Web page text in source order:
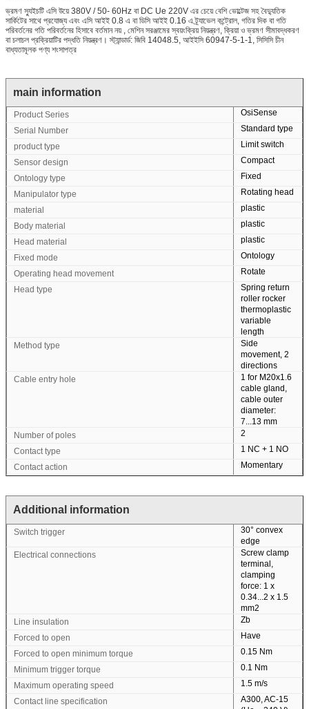
ভ্রমণ স্যুইচটি এসি উয়ে 380V / 50- 60Hz বা DC Ue 220V এর চেয়ে বেশি ভোল্টেজ সহ বৈদ্যুতিক
সার্কিটের সাথে প্রযোজ্য এবং এসি আইই 0.8 এ বা ডিসি আইই 0.16 এ ট্র্যাভেল কন্ট্রোল, গতির দিক বা গতি
পরিবর্তনের গতি পরিবর্তনের হিসাবে বর্তমান নয় , মেশিন সরঞ্জামের স্বয়ংক্রিয় নিয়ন্ত্রণ, ক্রিয়া ও ভ্রমণ সীমাবদ্ধকরণ
বা চলাচল প্রক্রিয়াটির পদ্ধতি নিয়ন্ত্রণ। স্ট্যান্ডার্ড: জিবি 14048.5, আইইসি 60947-5-1-1, সিসিসি চীন
বাধ্যতামূলক পণ্য শংসাপত্র
main information
Product Series
OsiSense
Serial Number
Standard type
product type
Limit switch
Sensor design
Compact
Ontology type
Fixed
Manipulator type
Rotating head
material
plastic
Body material
plastic
Head material
plastic
Fixed mode
Ontology
Operating head movement
Rotate
Head type
Spring return
roller rocker
thermoplastic
variable
length
Method type
Side
movement, 2
directions
Cable entry hole
1 for M20x1.6
cable gland,
cable outer
diameter:
7...13 mm
Number of poles
2
Contact type
1 NC + 1 NO
Contact action
Momentary
Additional information
Switch trigger
30° convex
edge
Electrical connections
Screw clamp
terminal,
clamping
force: 1 x
0.34...2 x 1.5
mm2
Line insulation
Zb
Forced to open
Have
Forced to open minimum torque
0.15 Nm
Minimum trigger torque
0.1 Nm
Maximum operating speed
1.5 m/s
Contact line specification
A300, AC-15